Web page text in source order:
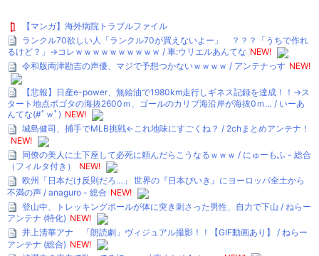
【マンガ】海外病院トラブルファイル
ランクル70欲しい人「ランクル70が買えないよー」 ？？？「うちで作れ
るけど？」→コレｗｗｗｗｗｗｗｗｗｗ / 車:ウリエルあんてな NEW!
令和版両津勘吉の声優、マジで予想つかないｗｗｗｗ / アンテナっす NEW!
【悲報】日産e-power、無給油で1980km走行しギネス記録を達成！！→ス
タート地点ボゴタの海抜2600ｍ、ゴールのカリブ海沿岸が海抜0ｍ… / いーあ
んてな(#ﾟｗﾟ) NEW!
城島健司、捕手でMLB挑戦←これ地味にすごくね？ / 2chまとめアンテナ！
NEW!
同僚の美人に土下座して必死に頼んだらこうなるｗｗｗ / にゅーもふ - 総合
（フィルタ付き）
NEW!
欧州「日本だけ反則だろ…」 世界の『日本びいき』にヨーロッパ全土から
不満の声 / anaguro - 総合 NEW!
登山中、トレッキングポールが体に突き刺さった男性、自力で下山 / ねらー
アンテナ (特化) NEW!
井上清華アナ 「朗読劇」ヴィジュアル撮影！！【GIF動画あり】 / ねらー
アンテナ (総合) NEW!